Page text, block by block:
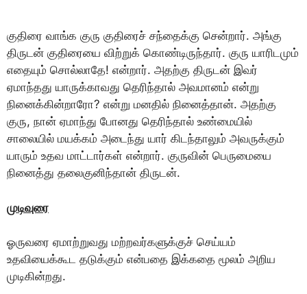
குதிரை வாங்க குரு குதிரைச் சந்தைக்கு சென்றார். அங்கு
திருடன் குதிரையை விற்றுக் கொண்டிருந்தார். குரு யாரிடமும்
எதையும் சொல்லாதே! என்றார். அதற்கு திருடன் இவர்
ஏமாந்தது யாருக்காவது தெரிந்தால் அவமானம் என்று
நினைக்கின்றாரோ? என்று மனதில் நினைத்தான். அதற்கு
குரு, நான் ஏமாந்து போனது தெரிந்தால் உண்மையில்
சாலையில் மயக்கம் அடைந்து யார் கிடந்தாலும் அவருக்கும்
யாரும் உதவ மாட்டார்கள் என்றார். குருவின் பெருமையை
நினைத்து தலைகுனிந்தான் திருடன்.
முடிவுரை
ஓருவரை ஏமாற்றுவது மற்றவர்களுக்குச் செய்யம்
உதவியைக்கூட தடுக்கும் என்பதை இக்கதை மூலம் அறிய
முடிகின்றது.